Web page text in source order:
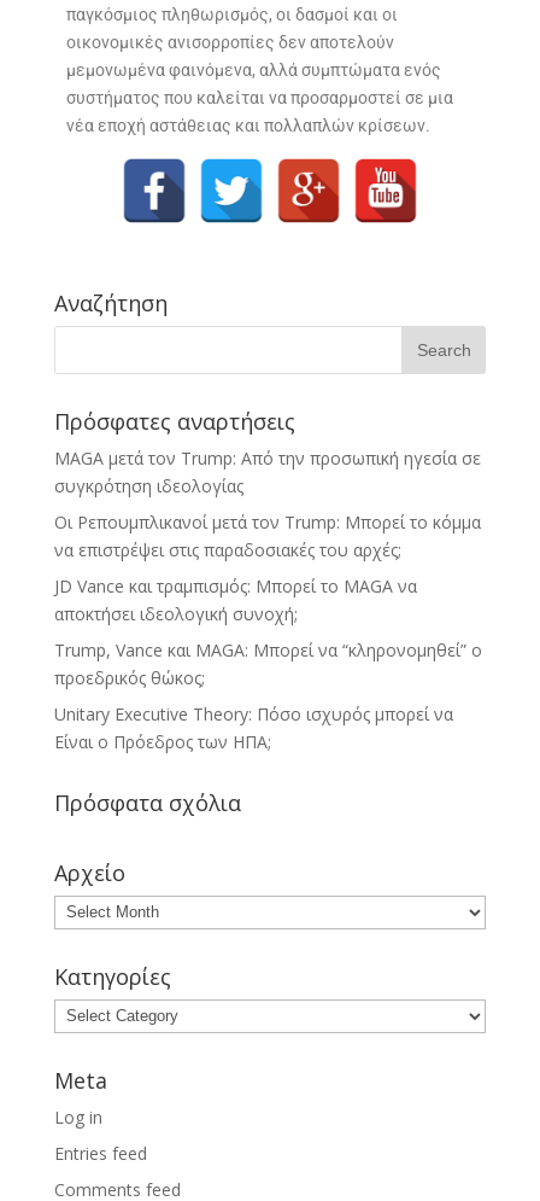
παγκόσμιος πληθωρισμός, οι δασμοί και οι
οικονομικές ανισορροπίες δεν αποτελούν
μεμονωμένα φαινόμενα, αλλά συμπτώματα ενός
συστήματος που καλείται να προσαρμοστεί σε μια
νέα εποχή αστάθειας και πολλαπλών κρίσεων.
Αναζήτηση
Πρόσφατες αναρτήσεις
MAGA μετά τον Trump: Από την προσωπική ηγεσία σε
συγκρότηση ιδεολογίας
Οι Ρεπουμπλικανοί μετά τον Trump: Μπορεί το κόμμα
να επιστρέψει στις παραδοσιακές του αρχές;
JD Vance και τραμπισμός: Μπορεί το MAGA να
αποκτήσει ιδεολογική συνοχή;
Trump, Vance και MAGA: Μπορεί να “κληρονομηθεί” ο
προεδρικός θώκος;
Unitary Executive Theory: Πόσο ισχυρός μπορεί να
Είναι ο Πρόεδρος των ΗΠΑ;
Πρόσφατα σχόλια
Αρχείο
Κατηγορίες
Meta
Log in
Entries feed
Comments feed